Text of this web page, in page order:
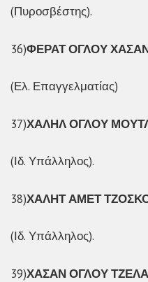
(Πυροσβέστης).
36)ΦΕΡΑΤ ΟΓΛΟΥ
(Ελ. Επαγγελματίας)
37)ΧΑΛΗΛ ΟΓΛΟΥ
(Ιδ. Υπάλληλος).
38)ΧΑΛΗΤ ΑΜΕΤ
(Ιδ. Υπάλληλος).
39)ΧΑΣΑΝ ΟΓΛΟΥ